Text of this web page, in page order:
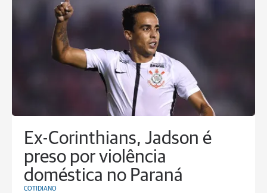
Ex-Corinthians, Jadson é
preso por violência
doméstica no Paraná
COTIDIANO